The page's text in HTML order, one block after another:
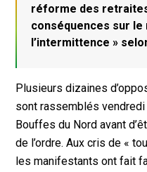
réforme des
conséquences sur le
l’intermittence »
Plusieurs dizaines
sont rassemblés
Bouffes du Nord avant
de l’ordre. Aux cris de «
les manifestants ont fait